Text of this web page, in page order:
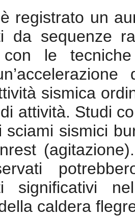
registrato un
da sequenze
con le
sismica
attività. Studi
sciami sismici
significativi
caldera